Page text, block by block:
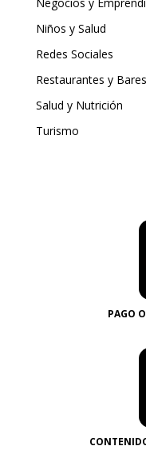
Niños y Salud
Redes Sociales
Restaurantes y Bares
Salud y Nutrición
Turismo
PAGO